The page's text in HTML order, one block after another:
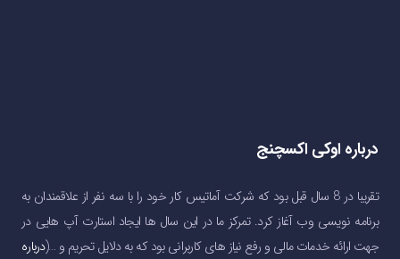
درباره اوکی اکسچنج
تقریبا در 8 سال قبل بود که شرکت آماتیس کار خود را با سه نفر از علاقمندان به
برنامه نویسی وب آغاز کرد. تمرکز ما در این سال ها ایجاد استارت آپ هایی در
جهت ارائه خدمات مالی و رفع نیاز های کاربرانی بود که به دلایل تحریم و …(درباره